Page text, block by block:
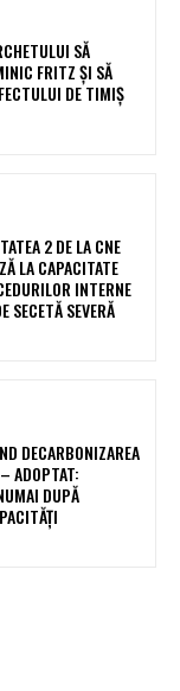
SĂ
FRITZ ȘI SĂ
DE TIMIȘ
2 DE LA CNE
LA CAPACITATE
INTERNE
SECETĂ SEVERĂ
DECARBONIZAREA
ADOPTAT:
DUPĂ